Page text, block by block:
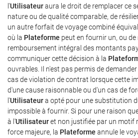
l'Utilisateuraura le droit de remplacer ce
nature ou de qualité comparable, de
un autre forfait de voyage combiné
où la Plateforme peut en fournir un, ou de
remboursement intégral des montants
communiquer cette décision à la
ouvrables. Il n'est pas permis de
cas de violation de contrat lorsque cette
d'une cause raisonnable ou d'un cas de
l'Utilisateura opté pour une substitution
impossible à fournir. Si pour une raison
à l'Utilisateuret non justifiée par un motif
force majeure, la Plateforme annule le